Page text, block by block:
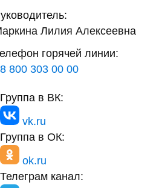
Лилия Алексеевна
горячей линии:
8 800 303 00 00
Группа в ВК:
vk.ru
Группа в ОК:
ok.ru
Телеграм канал: